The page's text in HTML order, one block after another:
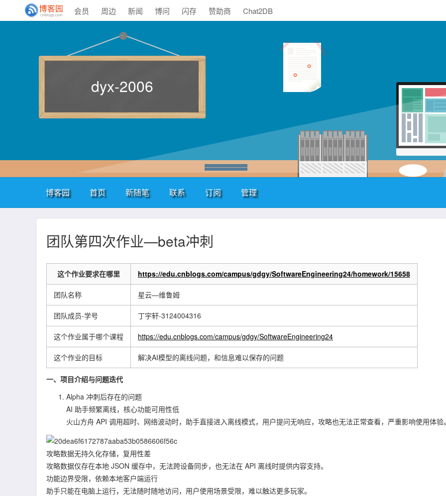
会员 周边 新闻 博问 闪存 赞助商 Chat2DB
dyx-2006
博客园 首页 新随笔 联系 订阅 管理
团队第四次作业—beta冲刺
这个作业要求在哪里 https://edu.cnblogs.com/campus/gdgy/SoftwareEngineering24/homework/15658
团队名称 星云—维鲁姆
团队成员-学号 丁宇轩-3124004316
这个作业属于哪个课程 https://edu.cnblogs.com/campus/gdgy/SoftwareEngineering24
这个作业的目标 解决AI模型的离线问题，和信息难以保存的问题
一、项目介绍与问题迭代
Alpha 冲刺后存在的问题
AI 助手频繁离线，核心功能可用性低
火山方舟 API 调用超时、网络波动时，助手直接进入离线模式，用户提问无响应，攻略也无法正常查看，严重影响使用体验
攻略数据无持久化存储，复用性差
攻略数据仅存在本地 JSON 缓存中，无法跨设备同步，也无法在 API 离线时提供内容支持。
功能边界受限，依赖本地客户端运行
助手只能在电脑上运行，无法随时随地访问，用户使用场景受限，难以触达更多玩家。